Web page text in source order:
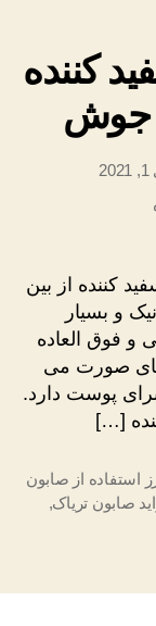
کننده
و جوش
کننده از بین
و بسیار
و فوق العاده
صورت می
پوست دارد.
[…]
استفاده از صابون
صابون تریاک,